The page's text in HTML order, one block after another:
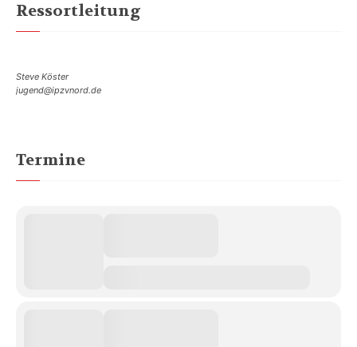
Ressortleitung
Steve Köster
jugend@ipzvnord.de
Termine